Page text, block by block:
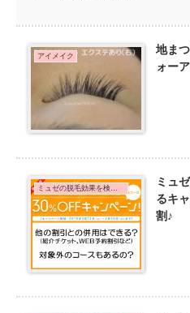
アイメイク
地ま
ォー
ミュゼの脱毛効果を検証中！口コミ体験談
ミュ
るキ
割♪